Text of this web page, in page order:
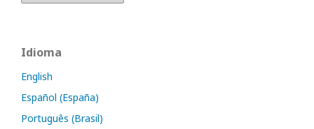
Idioma
English
Español (España)
Português (Brasil)